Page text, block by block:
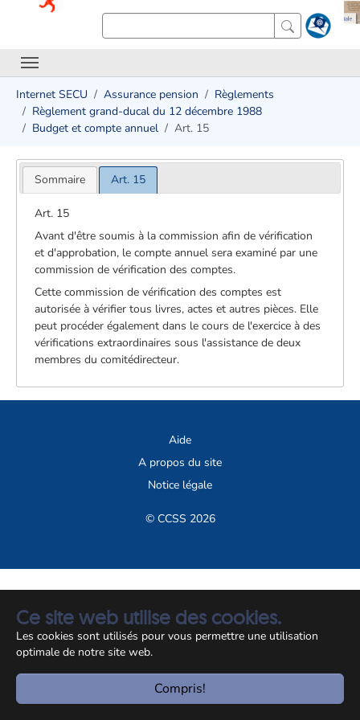
Ce site web utilise des cookies.
Les cookies sont utilisés pour vous permettre une utilisation
optimale de notre site web.
Compris!
Internet SECU Assurance pension
Règlements
Règlement grand-ducal du 12 décembre 1988
Budget et compte annuel
Art. 15
Sommaire Art. 15
Art. 15
Avant d'être soumis à la commission afin de vérification
et d'approbation, le compte annuel sera examiné par une
commission de vérification des comptes.
Cette commission de vérification des comptes est
autorisée à vérifier tous livres, actes et autres pièces. Elle
peut procéder également dans le cours de l'exercice à des
vérifications extraordinaires sous l'assistance de deux
membres du comité­directeur.
Aide
A propos du site
Notice légale
© CCSS 2026